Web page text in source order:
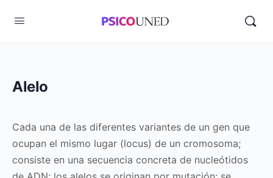
Alelo
Cada una de las diferentes variantes de un gen que
ocupan el mismo lugar (locus) de un cromosoma;
consiste en una secuencia concreta de nucleótidos